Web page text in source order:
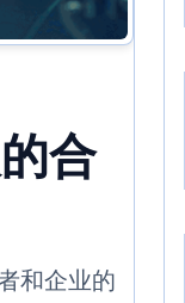
合
和企业的